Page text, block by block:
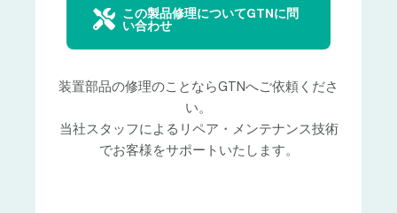
この製品修理についてGTNに問
い合わせ
装置部品の修理のことならGTNへご依頼くださ
い。
当社スタッフによるリペア・メンテナンス技術
でお客様をサポートいたします。